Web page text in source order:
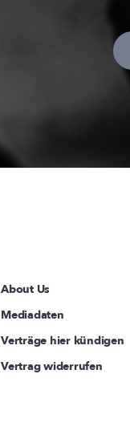
About Us
Mediadaten
Verträge hier kündigen
Vertrag widerrufen